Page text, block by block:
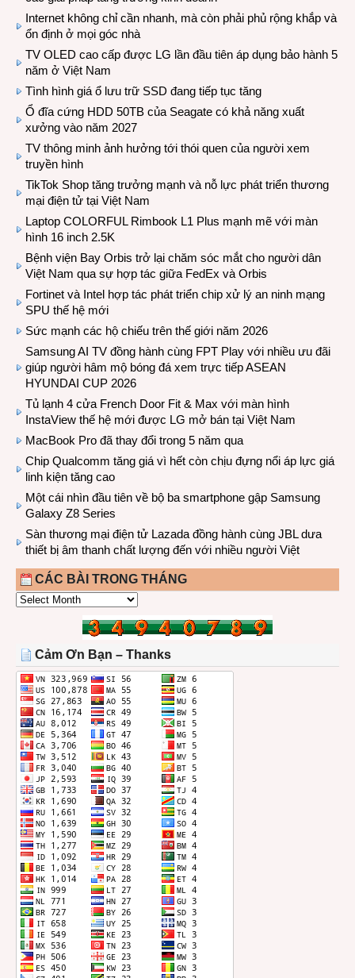
Internet không chỉ cần nhanh, mà còn phải phủ rộng khắp và
ổn định ở mọi góc nhà
TV OLED cao cấp được LG lần đầu tiên áp dụng bảo hành 5
năm ở Việt Nam
Tình hình giá ổ lưu trữ SSD đang tiếp tục tăng
Ổ đĩa cứng HDD 50TB của Seagate có khả năng xuất
xưởng vào năm 2027
TV thông minh ảnh hưởng tới thói quen của người xem
truyền hình
TikTok Shop tăng trưởng mạnh và nỗ lực phát triển thương
mại điện tử tại Việt Nam
Laptop COLORFUL Rimbook L1 Plus mạnh mẽ với màn
hình 16 inch 2.5K
Bệnh viện Bay Orbis trở lại chăm sóc mắt cho người dân
Việt Nam qua sự hợp tác giữa FedEx và Orbis
Fortinet và Intel hợp tác phát triển chip xử lý an ninh mạng
SPU thế hệ mới
Sức mạnh các hộ chiếu trên thế giới năm 2026
Samsung AI TV đồng hành cùng FPT Play với nhiều ưu đãi
giúp người hâm mộ bóng đá xem trực tiếp ASEAN
HYUNDAI CUP 2026
Tủ lạnh 4 cửa French Door Fit & Max với màn hình
InstaView thế hệ mới được LG mở bán tại Việt Nam
MacBook Pro đã thay đổi trong 5 năm qua
Chip Qualcomm tăng giá vì hết còn chịu đựng nổi áp lực giá
linh kiện tăng cao
Một cái nhìn đầu tiên về bộ ba smartphone gập Samsung
Galaxy Z8 Series
Sàn thương mại điện tử Lazada đồng hành cùng JBL dưa
thiết bị âm thanh chất lượng đến với nhiều người Việt
CÁC BÀI TRONG THÁNG
CÁC
THÁNG
Cảm Ơn Bạn – Thanks